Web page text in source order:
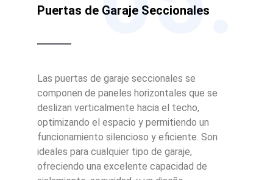
Puertas de Garaje Seccionales
Las puertas de garaje seccionales se
componen de paneles horizontales que se
deslizan verticalmente hacia el techo,
optimizando el espacio y permitiendo un
funcionamiento silencioso y eficiente. Son
ideales para cualquier tipo de garaje,
ofreciendo una excelente capacidad de